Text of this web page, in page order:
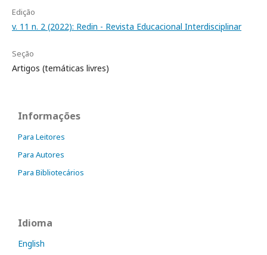
Edição
v. 11 n. 2 (2022): Redin - Revista Educacional Interdisciplinar
Seção
Artigos (temáticas livres)
Informações
Para Leitores
Para Autores
Para Bibliotecários
Idioma
English